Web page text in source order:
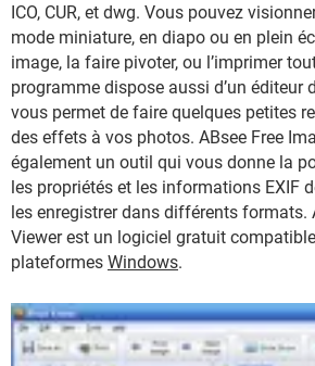
ICO, CUR, et dwg. Vous pouvez
mode miniature, en diapo ou en plein
image, la faire pivoter, ou l’imprimer
programme dispose aussi d’un éditeur
vous permet de faire quelques petites
des effets à vos photos. ABsee Free
également un outil qui vous donne la
les propriétés et les informations EXIF
les enregistrer dans différents formats.
Viewer est un logiciel gratuit
plateformes Windows.